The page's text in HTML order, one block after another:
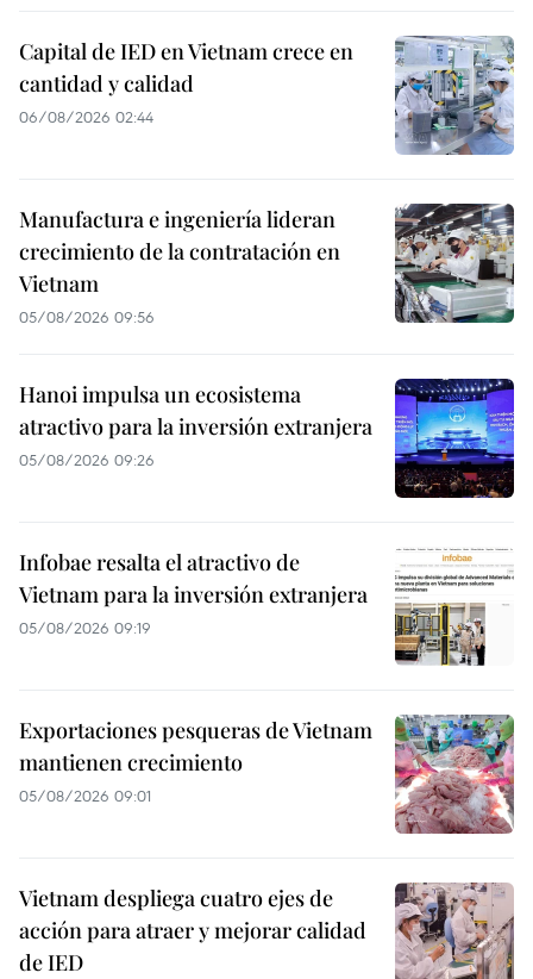
Capital de IED en Vietnam crece en
cantidad y calidad
06/08/2026 02:44
Manufactura e ingeniería lideran
crecimiento de la contratación en
Vietnam
05/08/2026 09:56
Hanoi impulsa un ecosistema
atractivo para la inversión extranjera
05/08/2026 09:26
Infobae resalta el atractivo de
Vietnam para la inversión extranjera
05/08/2026 09:19
Exportaciones pesqueras de Vietnam
mantienen crecimiento
05/08/2026 09:01
Vietnam despliega cuatro ejes de
acción para atraer y mejorar calidad
de IED